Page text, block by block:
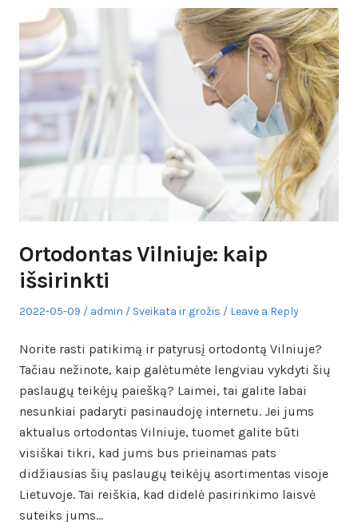
Ortodontas Vilniuje: kaip
išsirinkti
Posted
2022-05-09 Author
admin
Posted
Sveikata ir grožis Leave a Reply
Norite rasti patikimą ir patyrusį ortodontą Vilniuje?
Tačiau nežinote, kaip galėtumėte lengviau vykdyti šių
paslaugų teikėjų paiešką? Laimei, tai galite labai
nesunkiai padaryti pasinaudoję internetu. Jei jums
aktualus ortodontas Vilniuje, tuomet galite būti
visiškai tikri, kad jums bus prieinamas pats
didžiausias šių paslaugų teikėjų asortimentas visoje
Lietuvoje. Tai reiškia, kad didelė pasirinkimo laisvė
suteiks jums…